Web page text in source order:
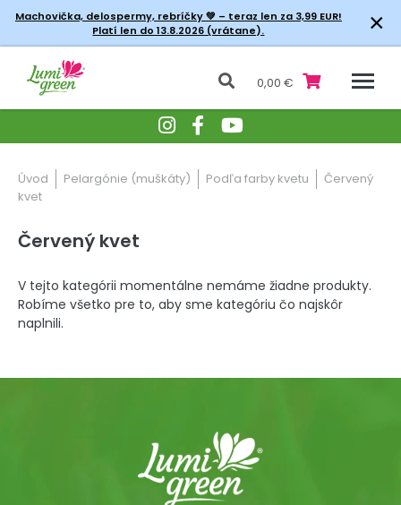
Machovička, delospermy, rebríčky💚 – teraz len za 3,99 EUR!
Platí len do 13.8.2026 (vrátane).
×
0,00 €
Úvod Pelargónie (muškáty) Podľa farby kvetu
Červený
kvet
Červený kvet
V tejto kategórii momentálne nemáme žiadne produkty.
Robíme všetko pre to, aby sme kategóriu čo najskôr
naplnili.